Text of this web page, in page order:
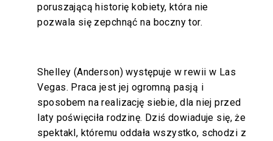
poruszającą historię kobiety, która nie
pozwala się zepchnąć na boczny tor.
Shelley (Anderson) występuje w rewii w Las
Vegas. Praca jest jej ogromną pasją i
sposobem na realizację siebie, dla niej przed
laty poświęciła rodzinę. Dziś dowiaduje się, że
spektakl, któremu oddała wszystko, schodzi z